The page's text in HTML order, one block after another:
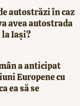
autostrăzi în caz
avea autostrada
la Iași?
a anticipat
Europene cu
ea să se